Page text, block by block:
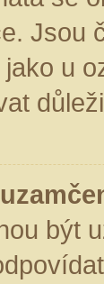
Jsou
jako u
být